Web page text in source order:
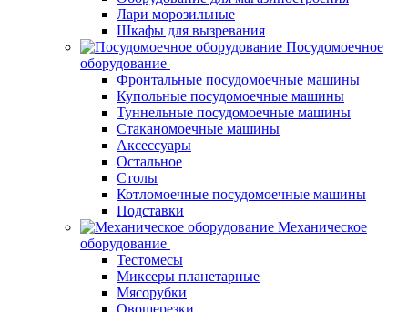
Лари морозильные
Шкафы для вызревания
Посудомоечное
оборудование
Фронтальные посудомоечные машины
Купольные посудомоечные машины
Туннельные посудомоечные машины
Стаканомоечные машины
Аксессуары
Остальное
Столы
Котломоечные посудомоечные машины
Подставки
Механическое
оборудование
Тестомесы
Миксеры планетарные
Мясорубки
Овощерезки